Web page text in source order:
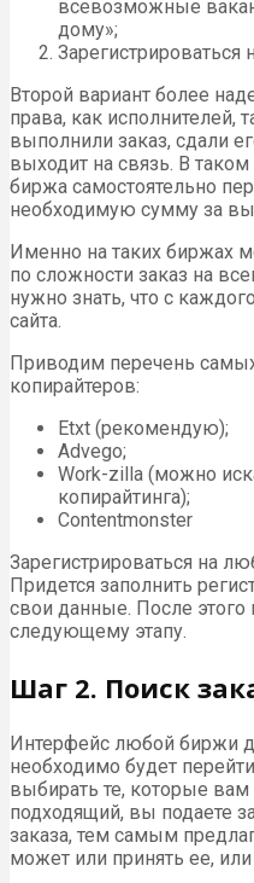
всевозможные
дому»;
Зарегистрироваться
Второй вариант более
права, как исполнителей,
выполнили заказ, сдали
выходит на связь. В
биржа самостоятельно
необходимую сумму за
Именно на таких биржах
по сложности заказ на
нужно знать, что с
сайта.
Приводим перечень
копирайтеров:
Etxt (рекомендую);
Advego;
Work-zilla (можно
копирайтинга);
Contentmonster
Зарегистрироваться на
Придется заполнить
свои данные. После
следующему этапу.
Шаг 2. Поиск
Интерфейс любой биржи
необходимо будет
выбирать те, которые
подходящий, вы подаете
заказа, тем самым
может или принять ее, или